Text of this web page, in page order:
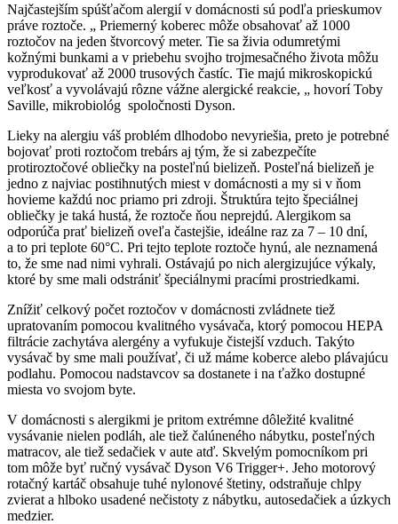
Najčastejším spúšťačom alergií v domácnosti sú podľa prieskumov
práve roztoče. „ Priemerný koberec môže obsahovať až 1000
roztočov na jeden štvorcový meter. Tie sa živia odumretými
kožnými bunkami a v priebehu svojho trojmesačného života môžu
vyprodukovať až 2000 trusových častíc. Tie majú mikroskopickú
veľkosť a vyvolávajú rôzne vážne alergické reakcie, „ hovorí Toby
Saville, mikrobiológ spoločnosti Dyson.
Lieky na alergiu váš problém dlhodobo nevyriešia, preto je potrebné
bojovať proti roztočom trebárs aj tým, že si zabezpečíte
protiroztočové obliečky na posteľnú bielizeň. Posteľná bielizeň je
jedno z najviac postihnutých miest v domácnosti a my si v ňom
hovieme každú noc priamo pri zdroji. Štruktúra tejto špeciálnej
obliečky je taká hustá, že roztoče ňou neprejdú. Alergikom sa
odporúča prať bielizeň oveľa častejšie, ideálne raz za 7 – 10 dní,
a to pri teplote 60°C. Pri tejto teplote roztoče hynú, ale neznamená
to, že sme nad nimi vyhrali. Ostávajú po nich alergizujúce výkaly,
ktoré by sme mali odstrániť špeciálnymi pracími prostriedkami.
Znížiť celkový počet roztočov v domácnosti zvládnete tiež
upratovaním pomocou kvalitného vysávača, ktorý pomocou HEPA
filtrácie zachytáva alergény a vyfukuje čistejší vzduch. Takýto
vysávač by sme mali používať, či už máme koberce alebo plávajúcu
podlahu. Pomocou nadstavcov sa dostanete i na ťažko dostupné
miesta vo svojom byte.
V domácnosti s alergikmi je pritom extrémne dôležité kvalitné
vysávanie nielen podláh, ale tiež čalúneného nábytku, posteľných
matracov, ale tiež sedačiek v aute atď. Skvelým pomocníkom pri
tom môže byť ručný vysávač Dyson V6 Trigger+. Jeho motorový
rotačný kartáč obsahuje tuhé nylonové štetiny, odstraňuje chlpy
zvierat a hlboko usadené nečistoty z nábytku, autosedačiek a úzkych
medzier.